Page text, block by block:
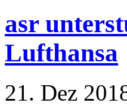
asr
Lufthansa
21. Dez